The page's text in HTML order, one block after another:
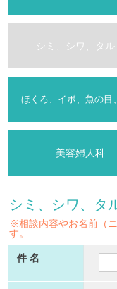
シミ、シワ、タル
ほくろ、イボ、魚の目
美容婦人科
シミ、シワ、タ
※相談内容やお名前（
す。
件 名